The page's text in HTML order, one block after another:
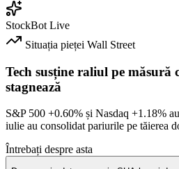
StockBot Live
Situația pieței Wall Street
Tech susține raliul pe măsură
stagnează
S&P 500 +0.60% și Nasdaq +1.18%
iulie au consolidat pariurile pe tăierea
Întrebați despre asta